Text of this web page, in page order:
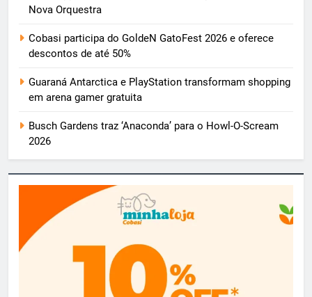
Nova Orquestra
Cobasi participa do GoldeN GatoFest 2026 e oferece
descontos de até 50%
Guaraná Antarctica e PlayStation transformam shopping
em arena gamer gratuita
Busch Gardens traz ‘Anaconda’ para o Howl-O-Scream
2026